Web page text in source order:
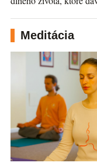
Meditácia